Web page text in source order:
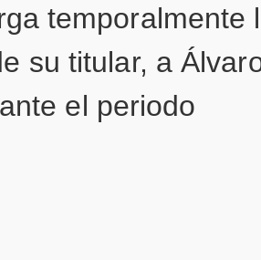
temporalmente
su titular, a
el periodo